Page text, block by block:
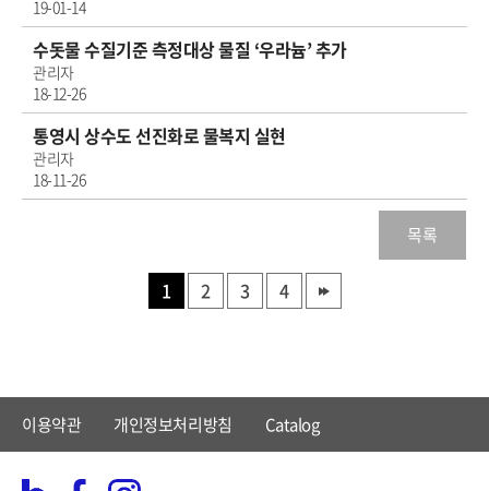
19-01-14
수돗물 수질기준 측정대상 물질 ‘우라늄’ 추가
관리자
18-12-26
통영시 상수도 선진화로 물복지 실현
관리자
18-11-26
목록
1 2 3 4
이용약관 개인정보처리방침 Catalog